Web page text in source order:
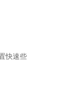
快速些